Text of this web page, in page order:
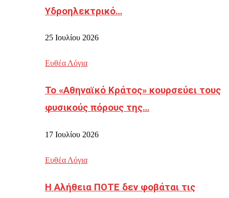
Υδροηλεκτρικό…
25 Ιουλίου 2026
Ευθέα Λόγια
Το «Αθηναϊκό Κράτος» κουρσεύει τους
φυσικούς πόρους της…
17 Ιουλίου 2026
Ευθέα Λόγια
Η Αλήθεια ΠΟΤΕ δεν φοβάται τις